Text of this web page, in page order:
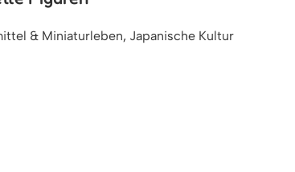
& Miniaturleben, Japanische Kultur